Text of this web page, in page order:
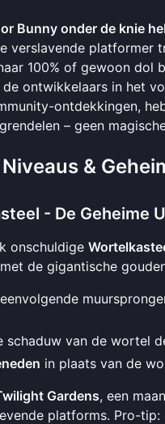
Bunny onder de knie
verslavende platformer
100% of gewoon dol
ontwikkelaars in het
ontdekkingen,
– geen
&
- De Geheime
onschuldige
de gigantische
schaduw van de wortel
in plaats van de
Gardens, een
platforms. Pro-tip: